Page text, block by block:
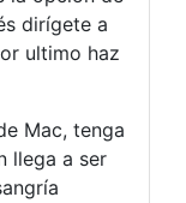
dirígete a
ultimo haz
Mac, tenga
llega a ser